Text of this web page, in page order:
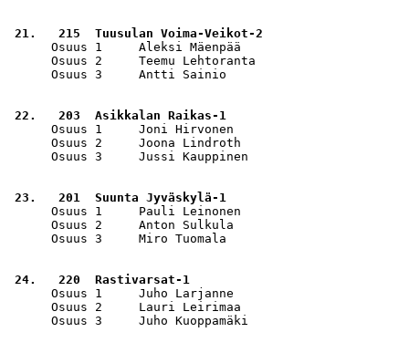
21.   215  Tuusulan Voima-Veikot-2
Osuus 1     Aleksi Mäenpää
Osuus 2     Teemu Lehtoranta
Osuus 3     Antti Sainio
22.   203  Asikkalan Raikas-1
Osuus 1     Joni Hirvonen
Osuus 2     Joona Lindroth
Osuus 3     Jussi Kauppinen
23.   201  Suunta Jyväskylä-1
Osuus 1     Pauli Leinonen
Osuus 2     Anton Sulkula
Osuus 3     Miro Tuomala
24.   220  Rastivarsat-1
Osuus 1     Juho Larjanne
Osuus 2     Lauri Leirimaa
Osuus 3     Juho Kuoppamäki